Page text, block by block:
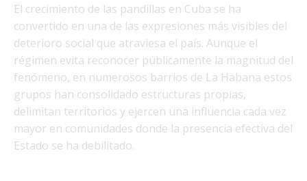
El crecimiento de las pandillas en Cuba se ha
convertido en una de las expresiones más visibles del
deterioro social que atraviesa el país. Aunque el
régimen evita reconocer públicamente la magnitud del
fenómeno, en numerosos barrios de La Habana estos
grupos han consolidado estructuras propias,
delimitan territorios y ejercen una influencia cada vez
mayor en comunidades donde la presencia efectiva del
Estado se ha debilitado.